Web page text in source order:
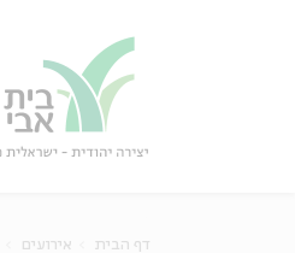
דף הבית אירועים